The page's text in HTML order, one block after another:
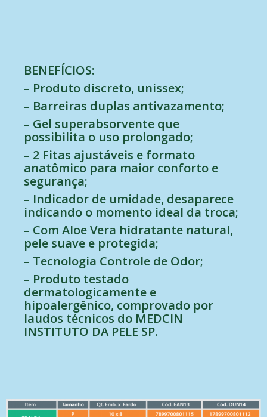
BENEFÍCIOS:
– Produto discreto, unissex;
– Barreiras duplas antivazamento;
– Gel superabsorvente que
possibilita o uso prolongado;
– 2 Fitas ajustáveis e formato
anatômico para maior conforto e
segurança;
– Indicador de umidade, desaparece
indicando o momento ideal da troca;
– Com Aloe Vera hidratante natural,
pele suave e protegida;
– Tecnologia Controle de Odor;
– Produto testado
dermatologicamente e
hipoalergênico, comprovado por
laudos técnicos do MEDCIN
INSTITUTO DA PELE SP.